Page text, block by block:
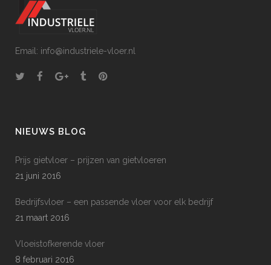
Email: info@industriele-vloer.nl
NIEUWS BLOG
Prijs gietvloer – prijzen van gietvloeren
21 juni 2016
Bedrijfsvloer – een passende vloer voor elk bedrijf
21 maart 2016
Vloeistofkerende vloer
8 februari 2016